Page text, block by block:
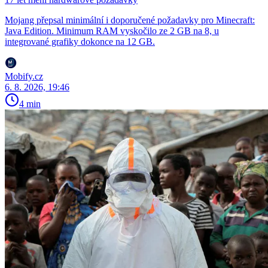
Mojang přepsal minimální i doporučené požadavky pro Minecraft:
Java Edition. Minimum RAM vyskočilo ze 2 GB na 8, u
integrované grafiky dokonce na 12 GB.
Mobify.cz
6. 8. 2026, 19:46
4 min